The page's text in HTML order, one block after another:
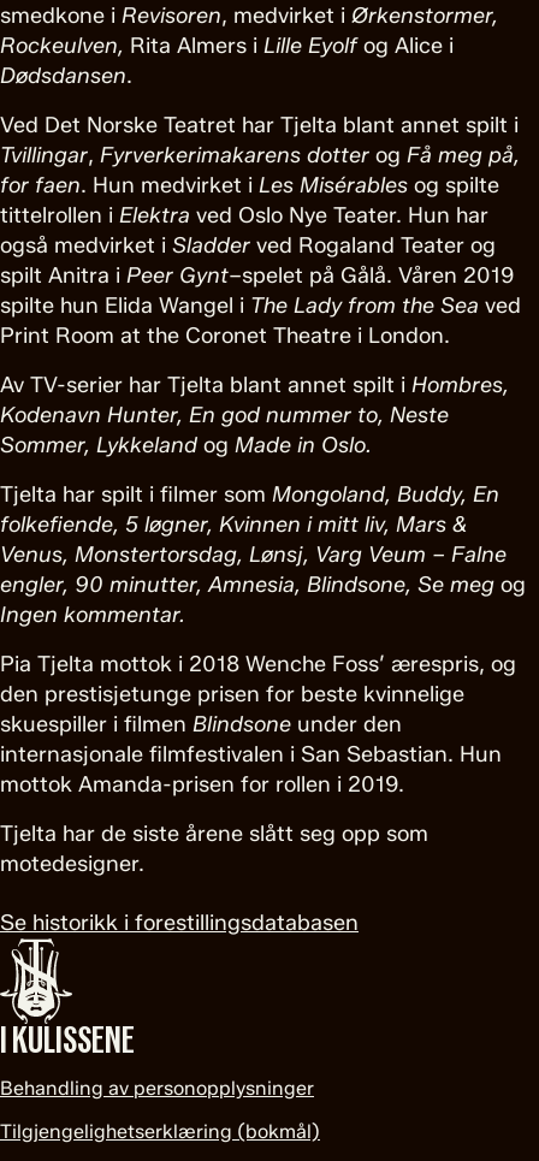
smedkone i Revisoren, medvirket i Ørkenstormer,
Rockeulven, Rita Almers i Lille Eyolfog Alice i
Dødsdansen.
Ved Det Norske Teatret har Tjelta blant annet spilt i
Tvillingar, Fyrverkerimakarens dotter og Få meg på,
for faen. Hun medvirket i Les Misérables og spilte
tittelrollen i Elektra ved Oslo Nye Teater. Hun har
også medvirket i Sladder ved Rogaland Teater og
spilt Anitra i Peer Gynt–spelet på Gålå. Våren 2019
spilte hun Elida Wangel i The Lady from the Sea ved
Print Room at the Coronet Theatre i London.
Av TV-serier har Tjelta blant annet spilt i Hombres,
Kodenavn Hunter, En god nummer to, Neste
Sommer, Lykkeland og Made in Oslo.
Tjelta har spilt i filmer som Mongoland, Buddy, En
folkefiende, 5 løgner, Kvinnen i mitt liv, Mars &
Venus, Monstertorsdag, Lønsj, Varg Veum – Falne
engler, 90 minutter, Amnesia, Blindsone, Se meg og
Ingen kommentar.
Pia Tjelta mottok i 2018 Wenche Foss’ ærespris, og
den prestisjetunge prisen for beste kvinnelige
skuespiller i filmen Blindsone under den
internasjonale filmfestivalen i San Sebastian. Hun
mottok Amanda-prisen for rollen i 2019.
Tjelta har de siste årene slått seg opp som
motedesigner.
Se historikk i forestillingsdatabasen
I KULISSENE
Behandling av personopplysninger
Tilgjengelighetserklæring (bokmål)